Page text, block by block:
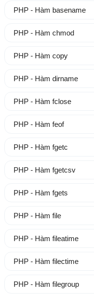
PHP - Hàm basename
PHP - Hàm chmod
PHP - Hàm copy
PHP - Hàm dirname
PHP - Hàm fclose
PHP - Hàm feof
PHP - Hàm fgetc
PHP - Hàm fgetcsv
PHP - Hàm fgets
PHP - Hàm file
PHP - Hàm fileatime
PHP - Hàm filectime
PHP - Hàm filegroup